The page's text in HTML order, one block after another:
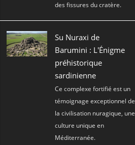
des fissures du cratère.
Su Nuraxi de
Barumini : L'Énigme
préhistorique
sardinienne
Ce complexe fortifié est un
témoignage exceptionnel de
la civilisation nuragique, une
culture unique en
Méditerranée.